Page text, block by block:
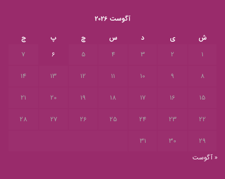
آگوست 2026
ش
ی د س چ پ
ج
1
2
3
4
5
6
7
8
9
10
11
12
13
14
15
16
17
18
19
20
21
22
23
24
25
26
27
28
29
30
31
« آگوست